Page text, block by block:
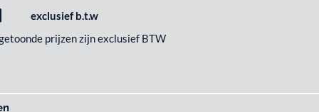
exclusief b.t.w
prijzen zijn exclusief BTW